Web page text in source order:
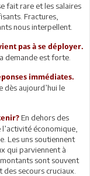
fait rare et les salaires
Fractures,
nous interpellent.
pas à se déployer.
demande est forte.
immédiates.
dès aujourd’hui le
En dehors des
économique,
Les uns soutiennent
qui parviennent à
sont souvent
secours cruciaux.